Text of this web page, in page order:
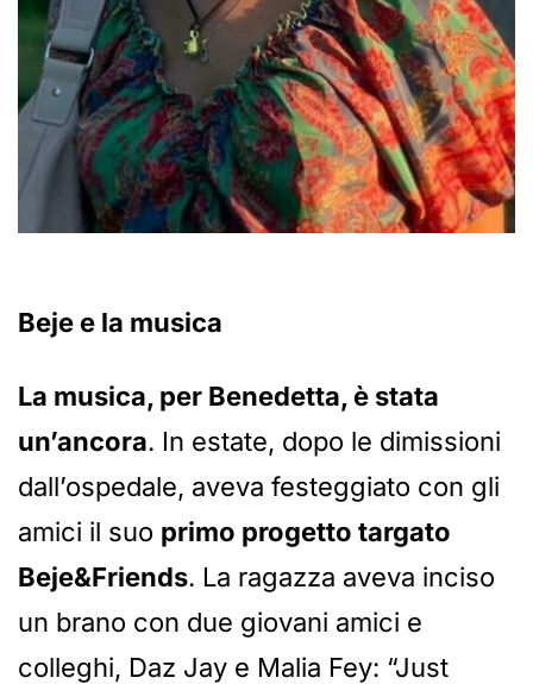
Beje e la musica
La musica, per Benedetta, è stata
un’ancora. In estate, dopo le dimissioni
dall’ospedale, aveva festeggiato con gli
amici il suo primo progetto targato
Beje&Friends. La ragazza aveva inciso
un brano con due giovani amici e
colleghi, Daz Jay e Malia Fey: “Just